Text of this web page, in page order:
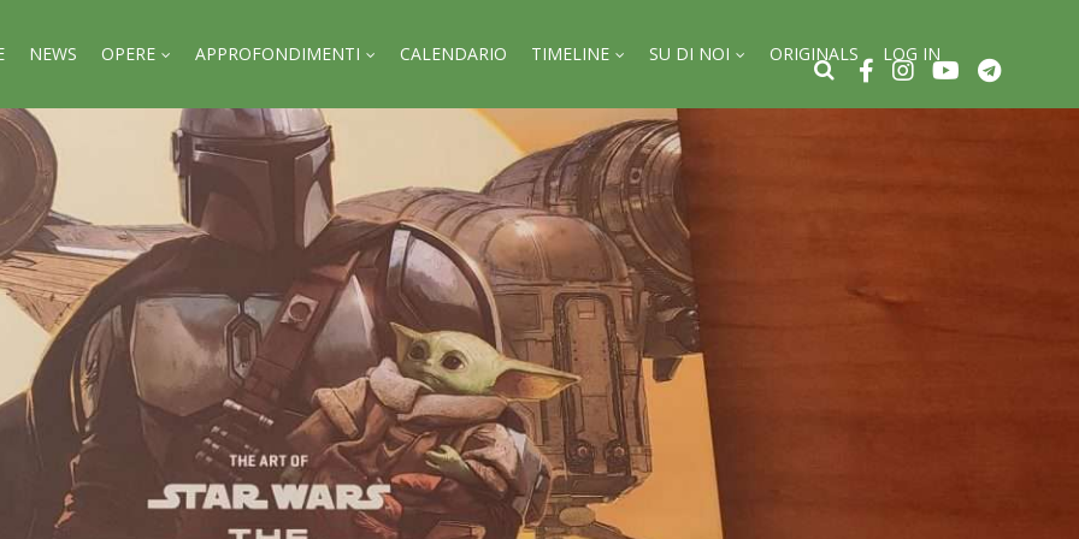
NEWS OPERE APPROFONDIMENTI CALENDARIO TIMELINE SU DI NOI ORIGINALS LOG IN